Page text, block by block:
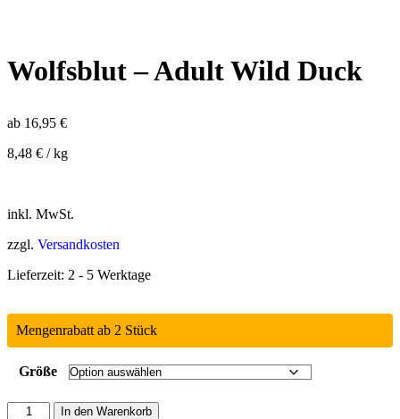
Wolfsblut – Adult Wild Duck
ab 16,95 €
8,48 € /kg
inkl. MwSt.
zzgl. Versandkosten
Lieferzeit: 2 - 5 Werktage
Mengenrabatt ab 2 Stück
Größe
In den Warenkorb